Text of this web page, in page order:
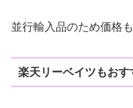
並行輸入品のため価格
楽天リーベイツもおす